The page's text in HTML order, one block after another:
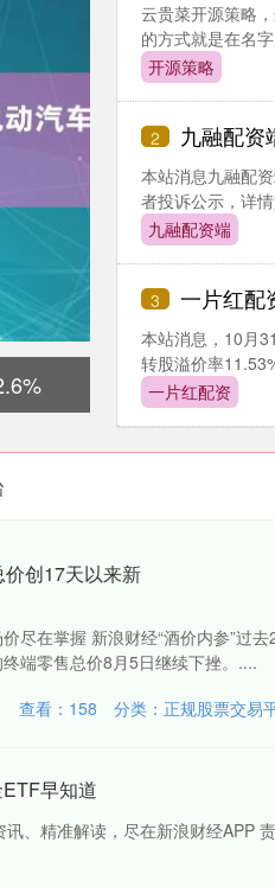
云贵菜开源策略
的方式就是在名
开源策略
2 九融配资端 【
本站消息九融配
者投诉公示，详
九融配资端
3 一片红配
本站消息，10月
转股溢价率
一片红配资
创17天以来新
尽在掌握 新浪财经“酒价内参”过去
端零售总价8月5日继续下挫。....
查看： 158 分类： 正规股票交易
早知道
、精准解读，尽在新浪财经APP